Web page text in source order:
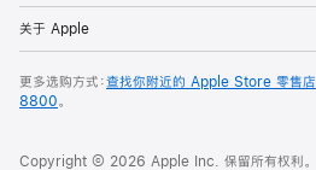
关于 Apple
更多选购方式：查找你附近的 Apple Store 零售店
8800。
Copyright © 2026 Apple Inc. 保留所有权利。